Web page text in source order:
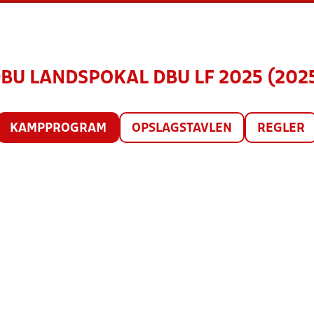
LANDSPOKAL DBU LF 2025
KAMPPROGRAM OPSLAGSTAVLEN REGLER